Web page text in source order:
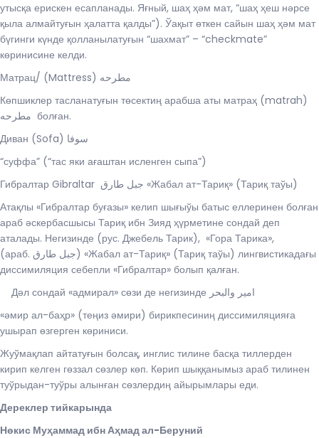
утысқа ерискен есапланады. Яғный, шаҳ ҳәм мат, “шаҳ ҳеш нәрсе
қыла алмайтуғын ҳалатта қалды”). Ўақыт өткен сайын шаҳ ҳәм мат
бүгинги күнде қолланылатуғын “шахмат” – “checkmate”
көринисине келди.
Матрац/ (Mattress) مطرحه
Көпшиклер тасланатуғын төсектиң арабша аты матраҳ (matrah)
مطرحه болған.
Диван (Sofa) سوفا
“суффа” (“тас яки ағаштан исленген сыпа”)
Гибралтар Gibraltar جبل طارق‎ «Жабал ат-Тариқ» (Тариқ таўы)
Атақлы «Гибралтар буғазы» келип шығыўы батыс еллеринен болған
араб әскербасшысы Тариқ ибн Зияд ҳүрметине сондай деп
аталады. Негизинде (рус. Джебель Тарик), «Гора Тарика»,
(араб. جبل طارق‎) «Жабал ат-Тариқ» (Тариқ таўы) лингвистикадағы
диссимиляция себепли «Гибралтар» болып қалған.
Дәл сондай «адмирал» сөзи де негизинде امير والبحر
«әмир ал-баҳр» (теңиз әмири) бирикпесиниң диссимиляцияға
ушырап өзгерген көриниси.
Жуўмақлап айтатуғын болсақ, инглис тилине басқа тиллерден
кирип келген гөззал сөзлер көп. Көрип шыққанымыз араб тилинен
туўрыдан-туўры алынған сөзлердиң айырымлары еди.
Дереклер тийкарында
Нөкис Муҳаммад ибн Аҳмад ал-Беруний